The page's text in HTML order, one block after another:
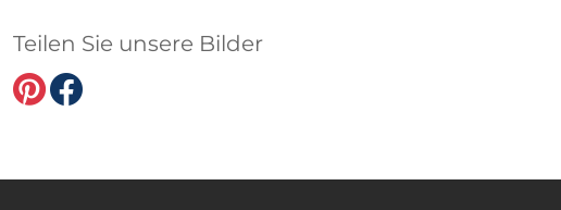
Teilen Sie unsere Bilder